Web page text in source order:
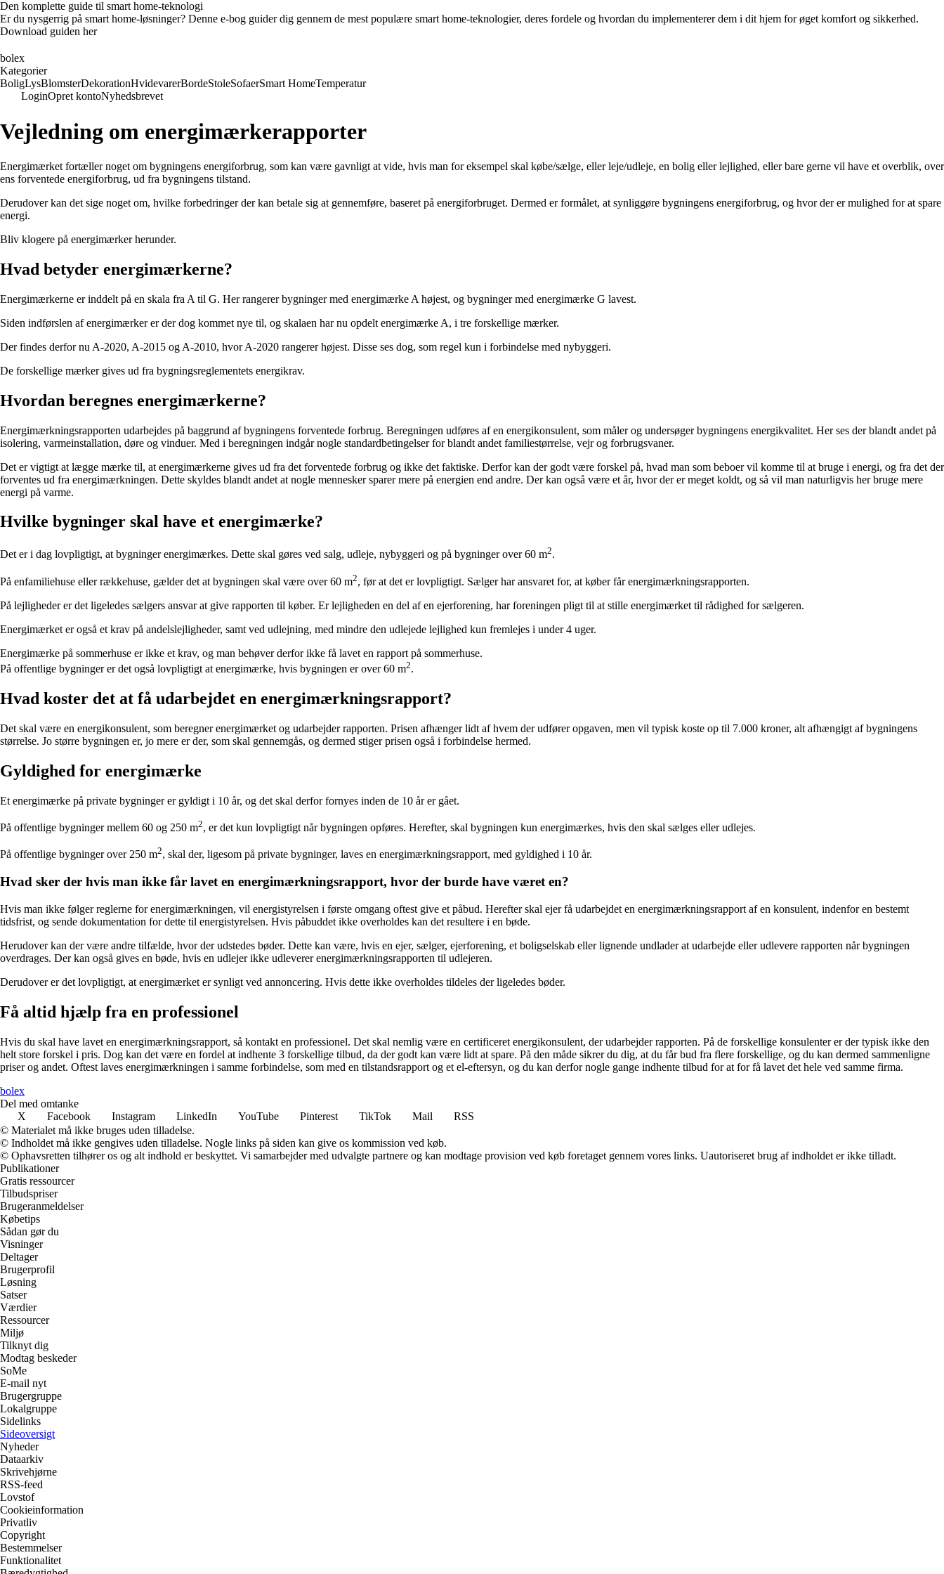
Den komplette guide til smart home-teknologi
Er du nysgerrig på smart home-løsninger? Denne e-bog guider dig gennem de mest populære smart home-teknologier, deres fordele og hvordan du implementerer dem i dit hjem for øget komfort og sikkerhed.
Download guiden her
bolex
Kategorier
BoligLysBlomsterDekorationHvidevarerBordeStoleSofaerSmart HomeTemperatur
LoginOpret kontoNyhedsbrevet
Vejledning om energimærkerapporter
Energimærket fortæller noget om bygningens energiforbrug, som kan være gavnligt at vide, hvis man for eksempel skal købe/sælge, eller leje/udleje, en bolig eller lejlighed, eller bare gerne vil have et overblik, over
ens forventede energiforbrug, ud fra bygningens tilstand.
Derudover kan det sige noget om, hvilke forbedringer der kan betale sig at gennemføre, baseret på energiforbruget. Dermed er formålet, at synliggøre bygningens energiforbrug, og hvor der er mulighed for at spare
energi.
Bliv klogere på energimærker herunder.
Hvad betyder energimærkerne?
Energimærkerne er inddelt på en skala fra A til G. Her rangerer bygninger med energimærke A højest, og bygninger med energimærke G lavest.
Siden indførslen af energimærker er der dog kommet nye til, og skalaen har nu opdelt energimærke A, i tre forskellige mærker.
Der findes derfor nu A-2020, A-2015 og A-2010, hvor A-2020 rangerer højest. Disse ses dog, som regel kun i forbindelse med nybyggeri.
De forskellige mærker gives ud fra bygningsreglementets energikrav.
Hvordan beregnes energimærkerne?
Energimærkningsrapporten udarbejdes på baggrund af bygningens forventede forbrug. Beregningen udføres af en energikonsulent, som måler og undersøger bygningens energikvalitet. Her ses der blandt andet på
isolering, varmeinstallation, døre og vinduer. Med i beregningen indgår nogle standardbetingelser for blandt andet familiestørrelse, vejr og forbrugsvaner.
Det er vigtigt at lægge mærke til, at energimærkerne gives ud fra det forventede forbrug og ikke det faktiske. Derfor kan der godt være forskel på, hvad man som beboer vil komme til at bruge i energi, og fra det der
forventes ud fra energimærkningen. Dette skyldes blandt andet at nogle mennesker sparer mere på energien end andre. Der kan også være et år, hvor der er meget koldt, og så vil man naturligvis her bruge mere
energi på varme.
Hvilke bygninger skal have et energimærke?
Det er i dag lovpligtigt, at bygninger energimærkes. Dette skal gøres ved salg, udleje, nybyggeri og på bygninger over 60 m2.
På enfamiliehuse eller rækkehuse, gælder det at bygningen skal være over 60 m2, før at det er lovpligtigt. Sælger har ansvaret for, at køber får energimærkningsrapporten.
På lejligheder er det ligeledes sælgers ansvar at give rapporten til køber. Er lejligheden en del af en ejerforening, har foreningen pligt til at stille energimærket til rådighed for sælgeren.
Energimærket er også et krav på andelslejligheder, samt ved udlejning, med mindre den udlejede lejlighed kun fremlejes i under 4 uger.
Energimærke på sommerhuse er ikke et krav, og man behøver derfor ikke få lavet en rapport på sommerhuse.
På offentlige bygninger er det også lovpligtigt at energimærke, hvis bygningen er over 60 m2.
Hvad koster det at få udarbejdet en energimærkningsrapport?
Det skal være en energikonsulent, som beregner energimærket og udarbejder rapporten. Prisen afhænger lidt af hvem der udfører opgaven, men vil typisk koste op til 7.000 kroner, alt afhængigt af bygningens
størrelse. Jo større bygningen er, jo mere er der, som skal gennemgås, og dermed stiger prisen også i forbindelse hermed.
Gyldighed for energimærke
Et energimærke på private bygninger er gyldigt i 10 år, og det skal derfor fornyes inden de 10 år er gået.
På offentlige bygninger mellem 60 og 250 m2, er det kun lovpligtigt når bygningen opføres. Herefter, skal bygningen kun energimærkes, hvis den skal sælges eller udlejes.
På offentlige bygninger over 250 m2, skal der, ligesom på private bygninger, laves en energimærkningsrapport, med gyldighed i 10 år.
Hvad sker der hvis man ikke får lavet en energimærkningsrapport, hvor der burde have været en?
Hvis man ikke følger reglerne for energimærkningen, vil energistyrelsen i første omgang oftest give et påbud. Herefter skal ejer få udarbejdet en energimærkningsrapport af en konsulent, indenfor en bestemt
tidsfrist, og sende dokumentation for dette til energistyrelsen. Hvis påbuddet ikke overholdes kan det resultere i en bøde.
Herudover kan der være andre tilfælde, hvor der udstedes bøder. Dette kan være, hvis en ejer, sælger, ejerforening, et boligselskab eller lignende undlader at udarbejde eller udlevere rapporten når bygningen
overdrages. Der kan også gives en bøde, hvis en udlejer ikke udleverer energimærkningsrapporten til udlejeren.
Derudover er det lovpligtigt, at energimærket er synligt ved annoncering. Hvis dette ikke overholdes tildeles der ligeledes bøder.
Få altid hjælp fra en professionel
Hvis du skal have lavet en energimærkningsrapport, så kontakt en professionel. Det skal nemlig være en certificeret energikonsulent, der udarbejder rapporten. På de forskellige konsulenter er der typisk ikke den
helt store forskel i pris. Dog kan det være en fordel at indhente 3 forskellige tilbud, da der godt kan være lidt at spare. På den måde sikrer du dig, at du får bud fra flere forskellige, og du kan dermed sammenligne
priser og andet. Oftest laves energimærkningen i samme forbindelse, som med en tilstandsrapport og et el-eftersyn, og du kan derfor nogle gange indhente tilbud for at for få lavet det hele ved samme firma.
bolex
Del med omtanke
X
Facebook Instagram LinkedIn YouTube Pinterest TikTok Mail
RSS
© Materialet må ikke bruges uden tilladelse.
© Indholdet må ikke gengives uden tilladelse. Nogle links på siden kan give os kommission ved køb.
© Ophavsretten tilhører os og alt indhold er beskyttet. Vi samarbejder med udvalgte partnere og kan modtage provision ved køb foretaget gennem vores links. Uautoriseret brug af indholdet er ikke tilladt.
Publikationer
Gratis ressourcer
Tilbudspriser
Brugeranmeldelser
Købetips
Sådan gør du
Visninger
Deltager
Brugerprofil
Løsning
Satser
Værdier
Ressourcer
Miljø
Tilknyt dig
Modtag beskeder
SoMe
E-mail nyt
Brugergruppe
Lokalgruppe
Sidelinks
Sideoversigt
Nyheder
Dataarkiv
Skrivehjørne
RSS-feed
Lovstof
Cookieinformation
Privatliv
Copyright
Bestemmelser
Funktionalitet